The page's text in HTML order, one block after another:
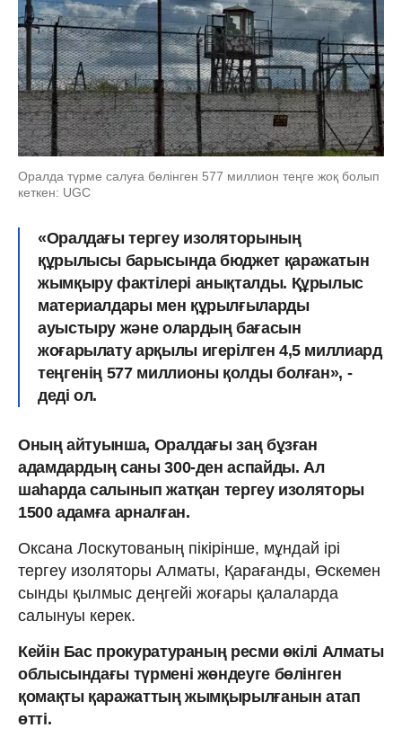
Оралда түрме салуға бөлінген 577 миллион теңге жоқ болып
кеткен: UGC
«Оралдағы тергеу изоляторының
құрылысы барысында бюджет қаражатын
жымқыру фактілері анықталды. Құрылыс
материалдары мен құрылғыларды
ауыстыру және олардың бағасын
жоғарылату арқылы игерілген 4,5 миллиард
теңгенің 577 миллионы қолды болған», -
деді ол.
Оның айтуынша, Оралдағы заң бұзған
адамдардың саны 300-ден аспайды. Ал
шаһарда салынып жатқан тергеу изоляторы
1500 адамға арналған.
Оксана Лоскутованың пікірінше, мұндай ірі
тергеу изоляторы Алматы, Қарағанды, Өскемен
сынды қылмыс деңгейі жоғары қалаларда
салынуы керек.
Кейін Бас прокуратураның ресми өкілі Алматы
облысындағы түрмені жөндеуге бөлінген
қомақты қаражаттың жымқырылғанын атап
өтті.